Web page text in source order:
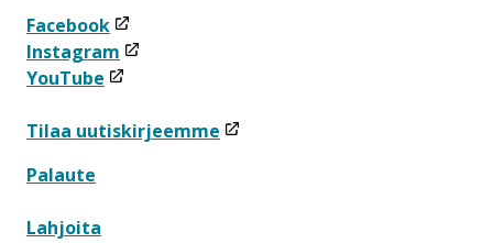
Facebook(linkki
avataan
uuteen
Instagram (linkki
avataan
ikkunaan)
YouTube (linkki
uuteen
Tilaa uutiskirjeemme (linkki
Palaute
Lahjoita